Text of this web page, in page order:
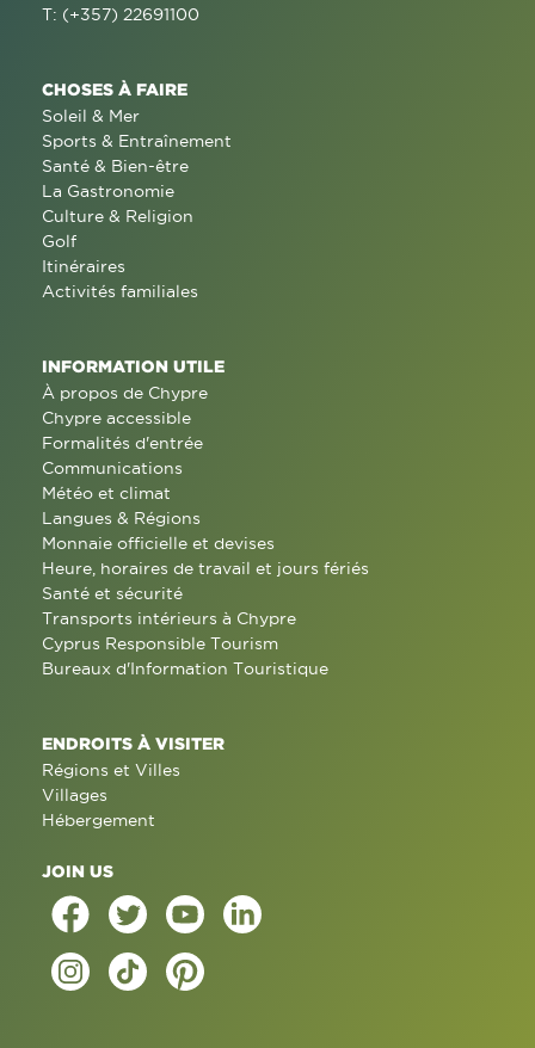
T: (+357) 22691100
CHOSES À FAIRE
Soleil & Mer
Sports & Entraînement
Santé & Bien-être
La Gastronomie
Culture & Religion
Golf
Itinéraires
Activités familiales
INFORMATION UTILE
À propos de Chypre
Chypre accessible
Formalités d'entrée
Communications
Météo et climat
Langues & Régions
Monnaie officielle et devises
Heure, horaires de travail et jours fériés
Santé et sécurité
Transports intérieurs à Chypre
Cyprus Responsible Tourism
Bureaux d'Information Touristique
ENDROITS À VISITER
Régions et Villes
Villages
Hébergement
JOIN US